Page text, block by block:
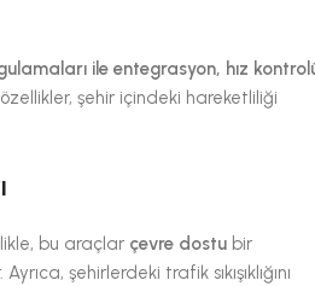
ile entegrasyon, hız
şehir içindeki hareketliliği
bu araçlar çevre dostu bir
şehirlerdeki trafik sıkışıklığını